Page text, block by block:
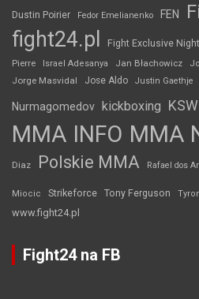
Dustin Poirier Fedor Emelianenko FEN
fight24.pl Fight Exclusive Night
Pierre
Israel Adesanya Jan Błachowicz
Jorge Masvidal Jose Aldo Justin Gaethje
Nurmagomedov kickboxing KSW
MMA INFO MMA
Diaz Polskie MMA Rafael dos
Miocic Strikeforce Tony Ferguson
www.fight24.pl
Fight24 na FB